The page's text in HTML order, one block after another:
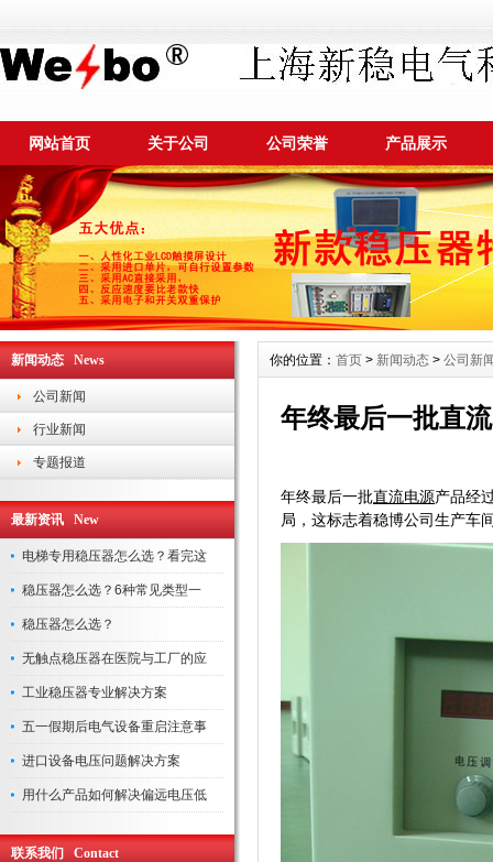
网站首页 关于公司 公司荣誉 产品展示
新闻动态 News
公司新闻
行业新闻
专题报道
最新资讯 New
电梯专用稳压器怎么选？看完这
稳压器怎么选？6种常见类型一
稳压器怎么选？
无触点稳压器在医院与工厂的应
工业稳压器专业解决方案
五一假期后电气设备重启注意事
进口设备电压问题解决方案
用什么产品如何解决偏远电压低
联系我们 Contact
你的位置： 首页 > 新闻动态 > 公司新
年终最后一批直
年终最后一批直流电源产品经
局，这标志着稳博公司生产车